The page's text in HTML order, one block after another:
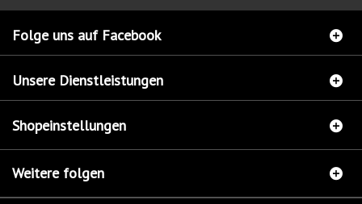
Folge uns auf Facebook
Unsere Dienstleistungen
Shopeinstellungen
Weitere folgen